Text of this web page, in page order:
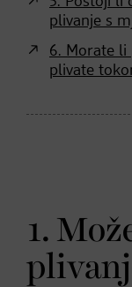
plivanje s
6. Morate li
plivate
1.